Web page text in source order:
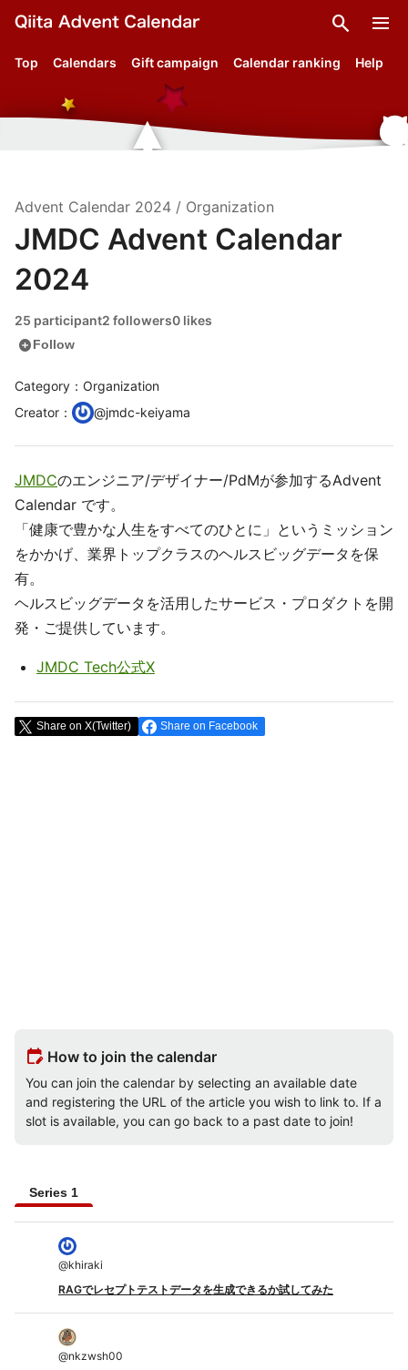
search menu
Top Calendars Gift campaign Calendar ranking Help
Advent Calendar 2024 / Organization
JMDC Advent Calendar
2024
25 participant2 followers0 likes
add_circleFollow
Category：Organization
Creator ： @jmdc-keiyama
JMDCのエンジニア/デザイナー/PdMが参加するAdvent
Calendar です。
「健康で豊かな人生をすべてのひとに」というミッション
をかかげ、業界トップクラスのヘルスビッグデータを保
有。
ヘルスビッグデータを活用したサービス・プロダクトを開
発・ご提供しています。
JMDC Tech公式X
Share on X(Twitter) Share on Facebook
edit_calendar How to join the calendar
You can join the calendar by selecting an available date
and registering the URL of the article you wish to link to. If a
slot is available, you can go back to a past date to join!
Series 1
@khiraki
RAGでレセプトテストデータを生成できるか試してみた
@nkzwsh00